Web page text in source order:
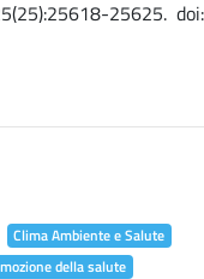
25625. doi:
Clima Ambiente e Salute
della salute